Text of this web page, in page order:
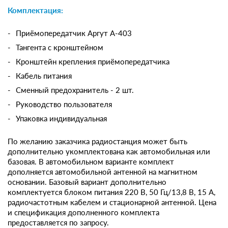
Комплектация:
Приёмопередатчик Аргут А-403
Тангента с кронштейном
Кронштейн крепления приёмопередатчика
Кабель питания
Сменный предохранитель - 2 шт.
Руководство пользователя
Упаковка индивидуальная
По желанию заказчика радиостанция может быть
дополнительно укомплектована как автомобильная или
базовая. В автомобильном варианте комплект
дополняется автомобильной антенной на магнитном
основании. Базовый вариант дополнительно
комплектуется блоком питания 220 В, 50 Гц/13,8 В, 15 А,
радиочастотным кабелем и стационарной антенной. Цена
и спецификация дополненного комплекта
предоставляется по запросу.